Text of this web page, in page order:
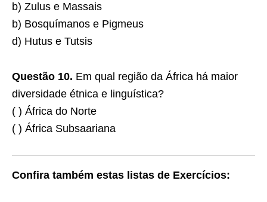
b) Zulus e Massais
b) Bosquímanos e Pigmeus
d) Hutus e Tutsis
Questão 10. Em qual região da África há maior
diversidade étnica e linguística?
( ) África do Norte
( ) África Subsaariana
Confira também estas listas de Exercícios: